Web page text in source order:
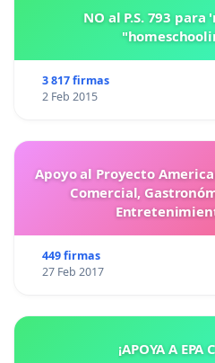
NO al P.S. 793
3 817 firmas
2 Feb 2015
Apoyo al Proyecto
Comercial,
449 firmas
27 Feb 2017
¡APOYA A EPA